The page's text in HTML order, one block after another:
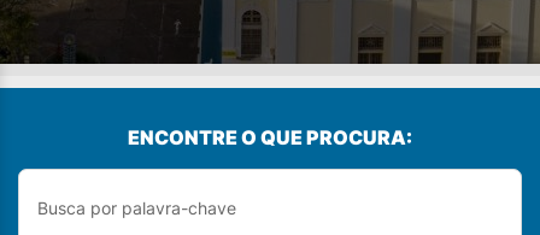
ENCONTRE O QUE PROCURA: